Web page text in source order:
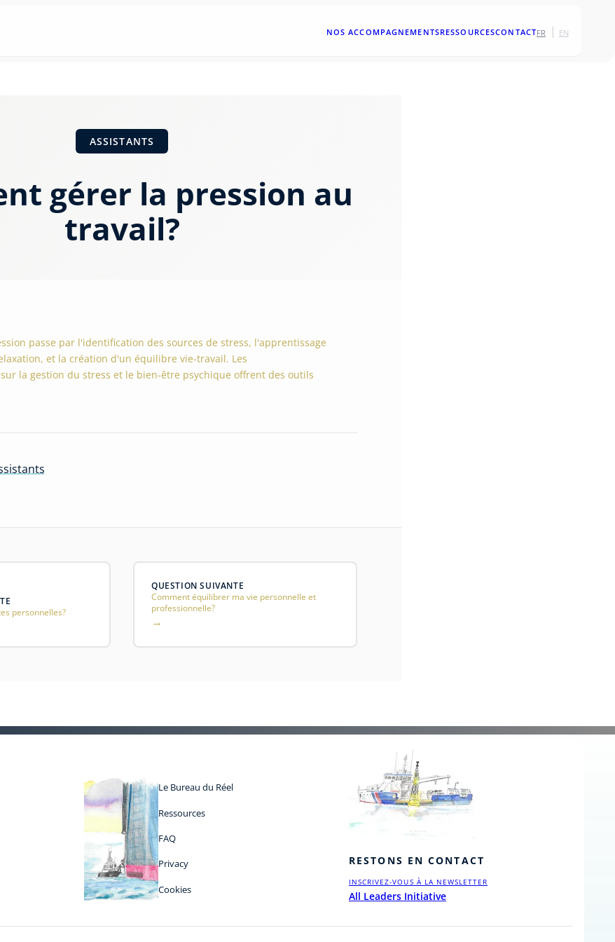
NOS ACCOMPAGNEMENTSRESSOURCESCONTACTFR | EN
ASSISTANTS
gérer la pression au
travail?
passe par l'identification des sources de stress, l'apprentissage
et la création d'un équilibre vie-travail. Les
la gestion du stress et le bien-être psychique offrent des outils
personnelles?
QUESTION SUIVANTE
Comment équilibrer ma vie personnelle et
professionnelle?
Le Bureau du Réel
Ressources
FAQ
Privacy
Cookies
RESTONS EN CONTACT
INSCRIVEZ-VOUS À LA NEWSLETTER
All Leaders Initiative